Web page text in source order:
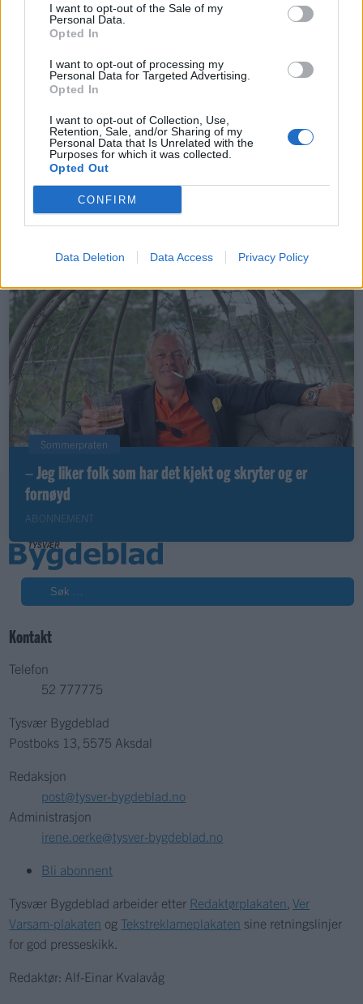
I want to opt-out of the Sale of my
Personal Data.
Opted In
I want to opt-out of processing my
Personal Data for Targeted Advertising.
Opted In
I want to opt-out of Collection, Use,
Retention, Sale, and/or Sharing of my
Personal Data that Is Unrelated with the
Purposes for which it was collected.
Opted Out
CONFIRM
Data Deletion Data Access Privacy Policy
ABONNEMENT
Nokon må sove dårleg om natta
ABONNEMENT
Sommerpraten
– Jeg liker folk som har det kjekt og skryter og er
fornøyd
ABONNEMENT
Søk
Kontakt
Telefon
52 777775
Tysvær Bygdeblad
Postboks 13, 5575 Aksdal
Redaksjon
post@tysver-bygdeblad.no
Administrasjon
irene.oerke@tysver-bygdeblad.no
Bli abonnent
Tysvær Bygdeblad arbeider etter Redaktørplakaten ,Ver
Varsam-plakaten og Tekstreklameplakaten sine retningslinjer
for god presseskikk.
Redaktør: Alf-Einar Kvalavåg